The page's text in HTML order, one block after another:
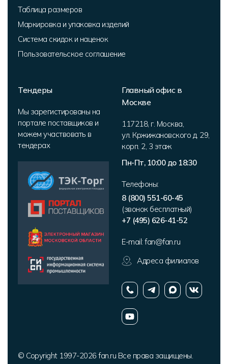
Таблица размеров
Маркировка и упаковка изделий
Система скидок и наценок
Пользовательское соглашение
Тендеры
Мы зарегистированы на
портале поставщиков и
можем участвовать в
тендерах
Главный офис в
Москве
117218, г. Москва
ул. Кржижановского д. 29,
корп. 2 3 этаж
Пн-Пт, 10:00 до 18:30
Телефоны:
8 (800) 551-60-45
(звонок бесплатный)
+7 (495) 626-41-52
E-mail: fan@fan.ru
Адреса филиалов
© Copyright 1997-2026 fan.ru Все права защищены.